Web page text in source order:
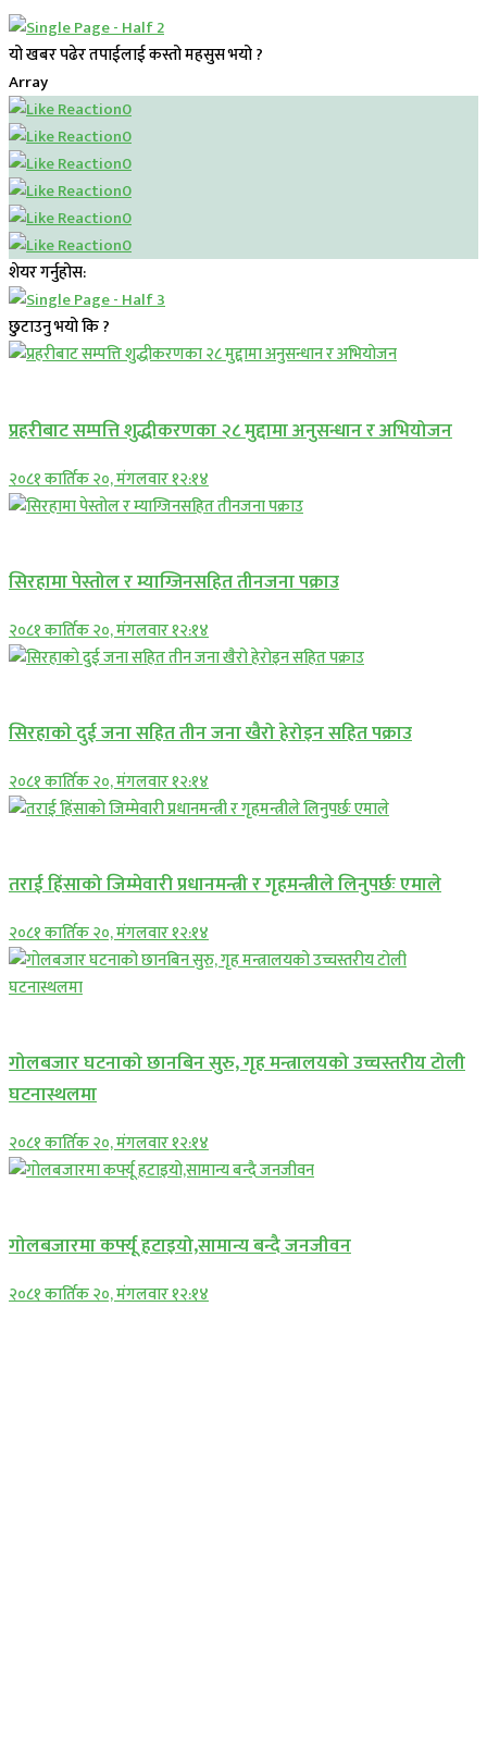
यो खबर पढेर तपाईलाई कस्तो महसुस भयो ?
Array
0
0
0
0
0
0
शेयर गर्नुहोस:
छुटाउनु भयो कि ?
प्रहरीबाट सम्पत्ति शुद्धीकरणका २८ मुद्दामा अनुसन्धान र अभियोजन
२०८१ कार्तिक २०, मंगलवार १२:१४
सिरहामा पेस्तोल र म्याग्जिनसहित तीनजना पक्राउ
२०८१ कार्तिक २०, मंगलवार १२:१४
सिरहाकाे दुई जना सहित तीन जना खैरो हेरोइन सहित पक्राउ
२०८१ कार्तिक २०, मंगलवार १२:१४
तराई हिंसाको जिम्मेवारी प्रधानमन्त्री र गृहमन्त्रीले लिनुपर्छः एमाले
२०८१ कार्तिक २०, मंगलवार १२:१४
गोलबजार घटनाको छानबिन सुरु, गृह मन्त्रालयको उच्चस्तरीय टोली
घटनास्थलमा
२०८१ कार्तिक २०, मंगलवार १२:१४
गोलबजारमा कर्फ्यू हटाइयो,सामान्य बन्दै जनजीवन
२०८१ कार्तिक २०, मंगलवार १२:१४